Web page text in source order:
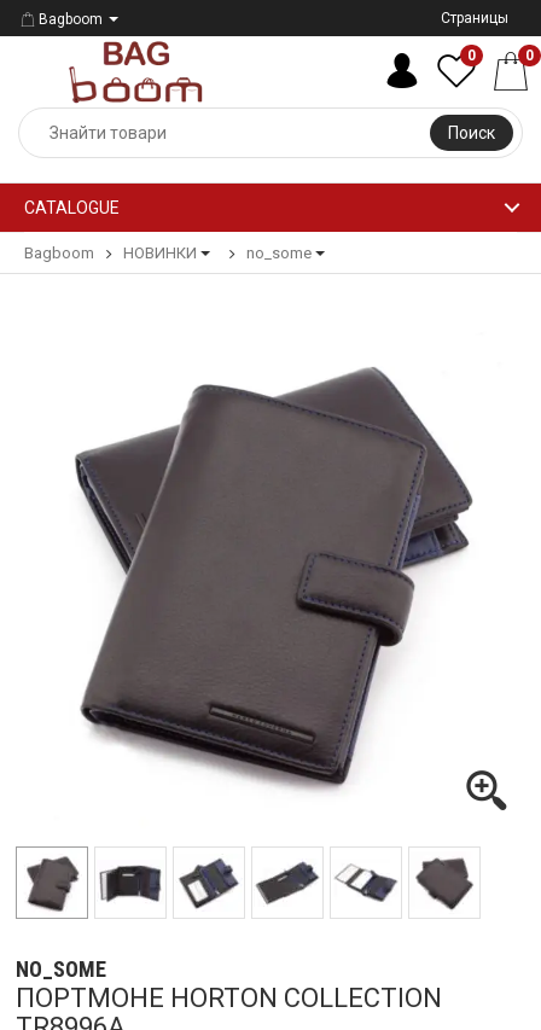
Bagboom Страницы
Поиск
0 0
CATALOGUE
Bagboom НОВИНКИ no_some
NO_SOME
ПОРТМОНЕ HORTON COLLECTION